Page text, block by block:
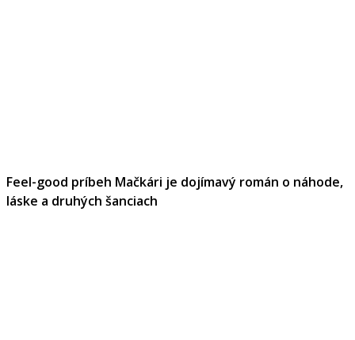
Feel-good príbeh Mačkári je dojímavý román o náhode,
láske a druhých šanciach